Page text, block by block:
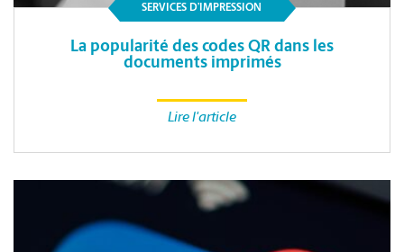
SERVICES D’IMPRESSION
La popularité des codes QR dans les
documents imprimés
Lire l'article